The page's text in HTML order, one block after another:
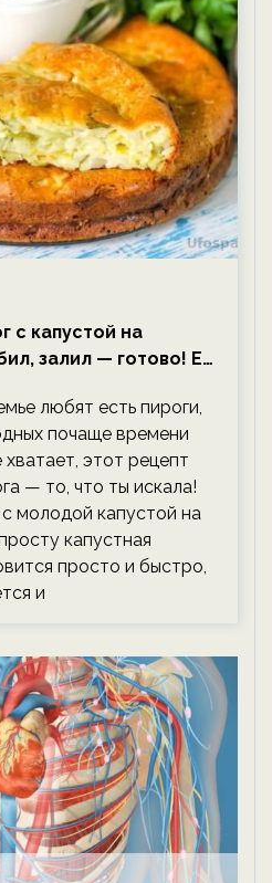
с капустой на
залил — готово! Ем,
любят есть пироги,
почаще времени
этот рецепт
— то, что ты искала!
молодой капустой на
капустная
просто и быстро,
и